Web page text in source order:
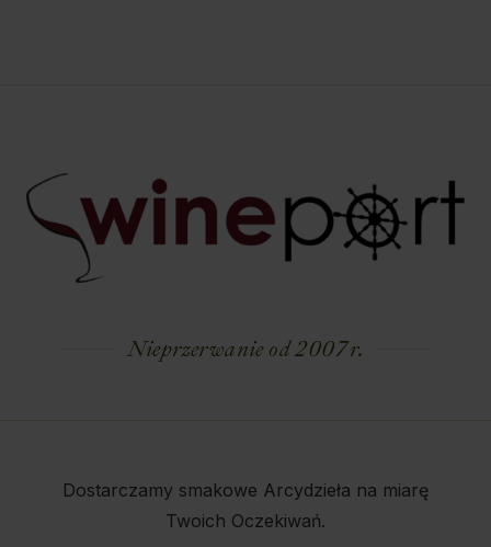
Nieprzerwanie od 2007 r.
Dostarczamy smakowe Arcydzieła na miarę
Twoich Oczekiwań.